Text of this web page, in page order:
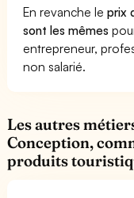
En revanche leprix
sont les mêmes
entrepreneur,
non salarié.
Les autres
Conception,
produits